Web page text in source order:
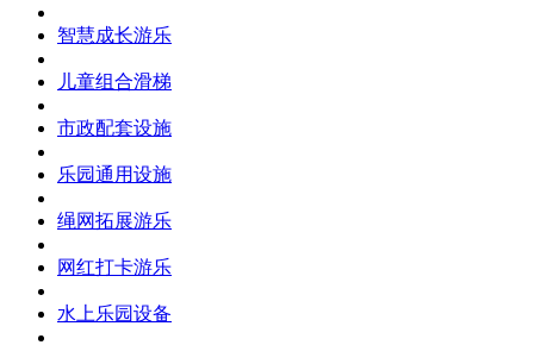
智慧成长游乐
儿童组合滑梯
市政配套设施
乐园通用设施
绳网拓展游乐
网红打卡游乐
水上乐园设备